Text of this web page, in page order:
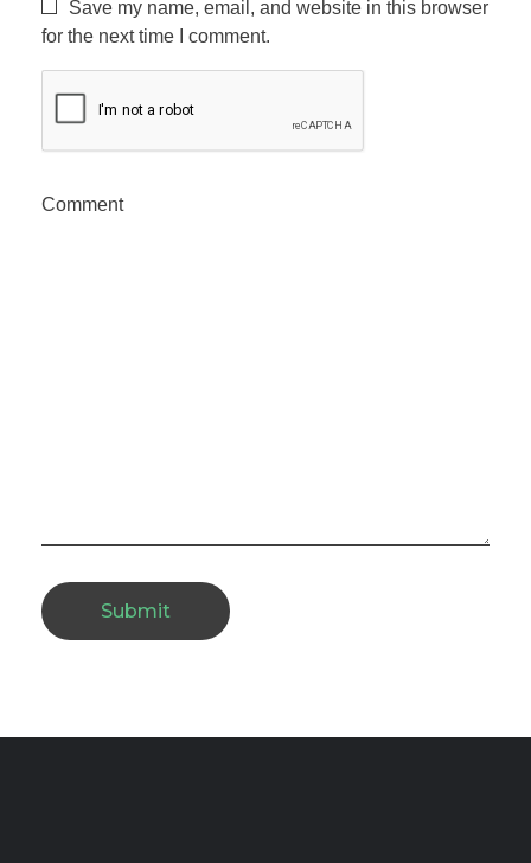
Save my name, email, and website in this browser
for the next time I comment.
Comment